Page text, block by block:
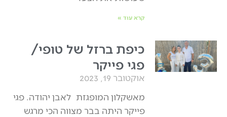
קרא עוד »
כיפת ברזל של טופי/
פגי פייקר
אוקטובר 19, 2023
מאשקלון המופגזת לאבן יהודה. פגי
פייקר היתה בבר מצווה הכי מרגש